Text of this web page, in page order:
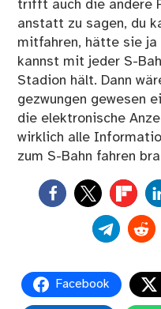
trifft auch die andere
anstatt zu sagen, du
mitfahren, hätte sie ja
kannst mit jeder S-
Stadion hält. Dann
gezwungen gewesen
die elektronische
wirklich alle
zum S-Bahn fahren
Facebook